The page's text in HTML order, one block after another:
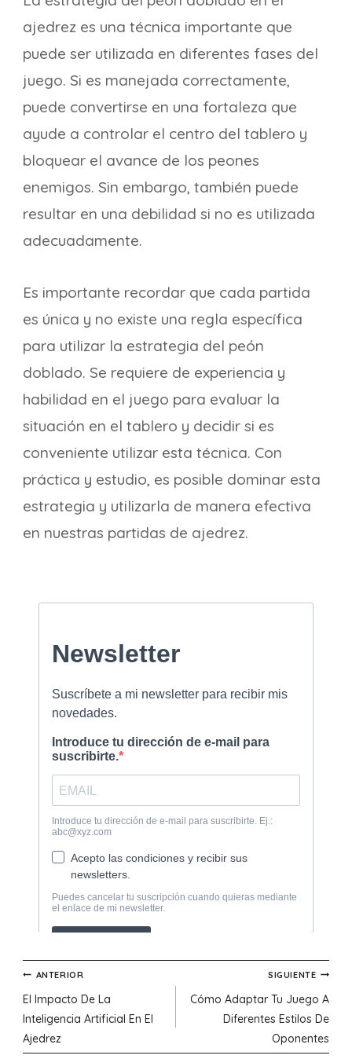
ajedrez es una técnica importante que
puede ser utilizada en diferentes fases del
juego. Si es manejada correctamente,
puede convertirse en una fortaleza que
ayude a controlar el centro del tablero y
bloquear el avance de los peones
enemigos. Sin embargo, también puede
resultar en una debilidad si no es utilizada
adecuadamente.
Es importante recordar que cada partida
es única y no existe una regla específica
para utilizar la estrategia del peón
doblado. Se requiere de experiencia y
habilidad en el juego para evaluar la
situación en el tablero y decidir si es
conveniente utilizar esta técnica. Con
práctica y estudio, es posible dominar esta
estrategia y utilizarla de manera efectiva
en nuestras partidas de ajedrez.
Navegación
de
entradas
ANTERIOR
El Impacto De La
Inteligencia Artificial En El
Ajedrez
SIGUIENTE
Cómo Adaptar Tu Juego A
Diferentes Estilos De
Oponentes